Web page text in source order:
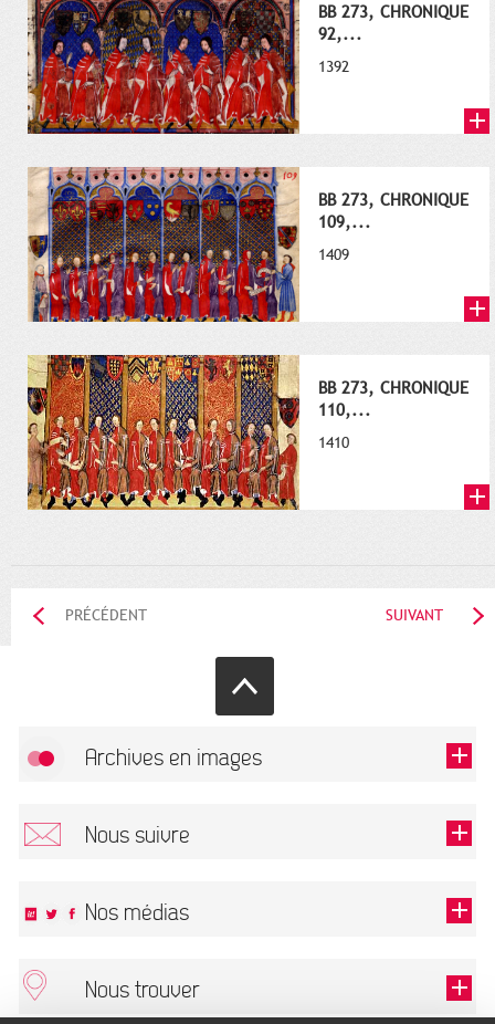
BB 273, CHRONIQUE
92,...
1392
BB 273, CHRONIQUE
109,...
1409
BB 273, CHRONIQUE
110,...
1410
PRÉCÉDENT SUIVANT
Archives en images
Nous suivre
Ce champ est exigé.
Nos médias
Nous trouver